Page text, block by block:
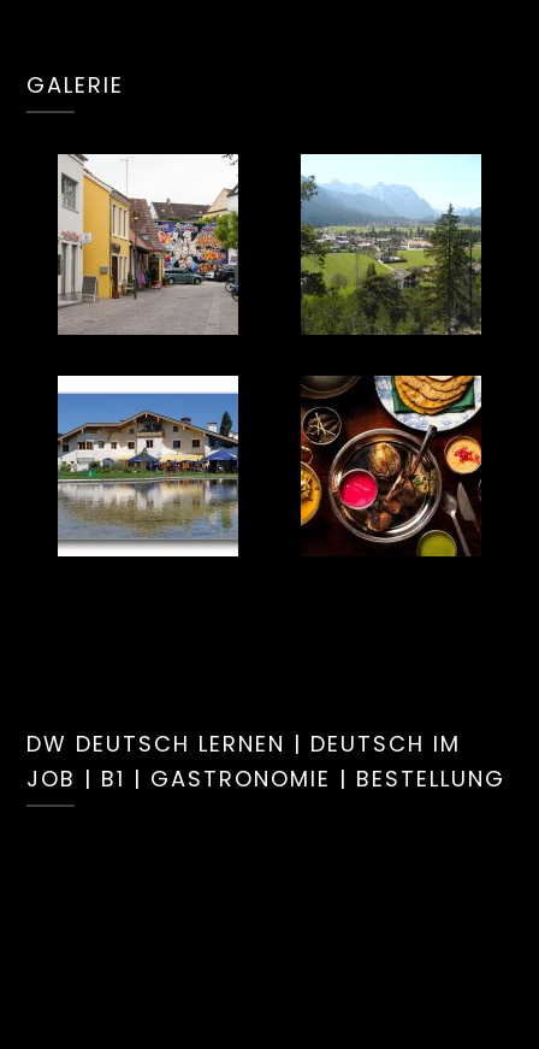
GALERIE
DW DEUTSCH LERNEN | DEUTSCH IM
JOB | B1 | GASTRONOMIE | BESTELLUNG